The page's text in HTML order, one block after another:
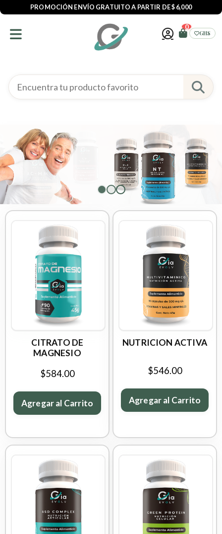
PROMOCIÓN ENVÍO GRATUITO A PARTIR DE $ 6,000
0
GHS
CITRATO DE
MAGNESIO
$584.00
Agregar al Carrito
NUTRICION ACTIVA
$546.00
Agregar al Carrito